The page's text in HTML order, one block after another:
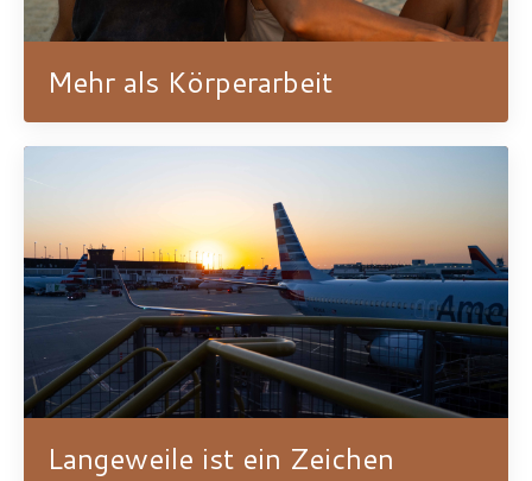
Mehr als Körperarbeit
Langeweile ist ein Zeichen